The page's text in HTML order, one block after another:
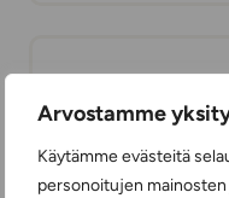
Arvostamme
Käytämme evästeitä
personoitujen